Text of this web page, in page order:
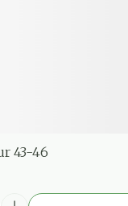
43-46